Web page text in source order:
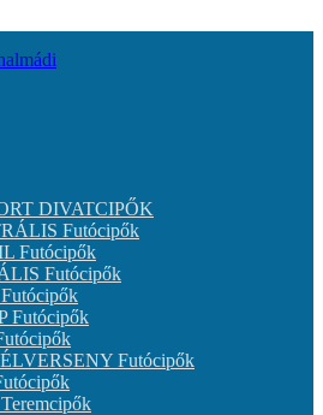
DIVATCIPŐK
Futócipők
Futócipők
Futócipők
Futócipők
Futócipők